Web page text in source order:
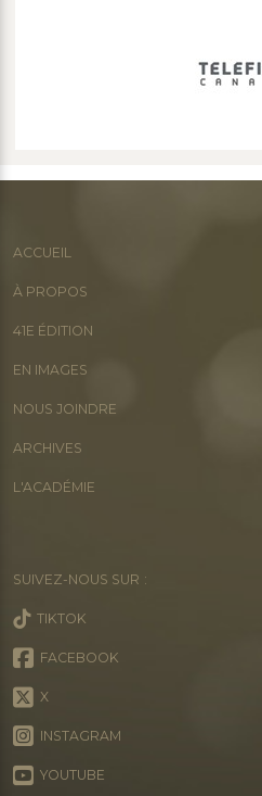
ACCUEIL
À PROPOS
41E ÉDITION
EN IMAGES
NOUS JOINDRE
ARCHIVES
L'ACADÉMIE
SUIVEZ-NOUS SUR :
TIKTOK
FACEBOOK
X
INSTAGRAM
YOUTUBE